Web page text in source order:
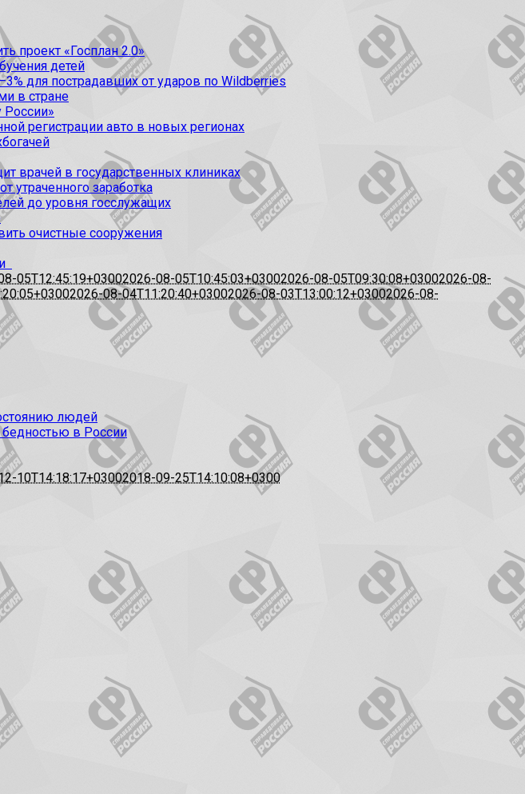
проект «Госплан 2.0»
детей
для пострадавших от ударов по Wildberries
в стране
России»
регистрации авто в новых регионах
врачей в государственных клиниках
утраченного заработка
до уровня госслужащих
очистные сооружения
05T12:45:19+03002026-08-05T10:45:03+03002026-08-05T09:30:08+03002026-08-
2026-08-04T11:20:40+03002026-08-03T13:00:12+03002026-08-
людей
бедностью в России
10T14:18:17+03002018-09-25T14:10:08+0300